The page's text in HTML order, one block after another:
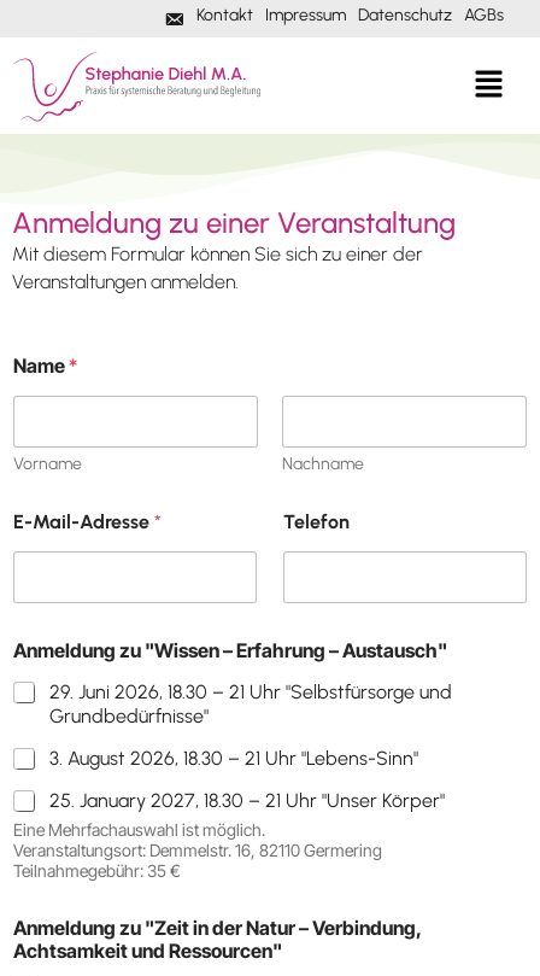
M
i
l
Kontakt Impressum Datenschutz AGBs
Anmeldung zu einer Veranstaltung
Mit diesem Formular können Sie sich zu einer der
Veranstaltungen anmelden.
Name*
Vorname Nachname
E-Mail-Adresse * Telefon
Anmeldung zu "Wissen – Erfahrung – Austausch"
29. Juni 2026, 18.30 – 21 Uhr "Selbstfürsorge und
Grundbedürfnisse"
3. August 2026, 18.30 – 21 Uhr "Lebens-Sinn"
25. January 2027, 18.30 – 21 Uhr "Unser Körper"
Eine Mehrfachauswahl ist möglich.
Veranstaltungsort: Demmelstr. 16, 82110 Germering
Teilnahmegebühr: 35 €
Anmeldung zu "Zeit in der Natur – Verbindung,
Achtsamkeit und Ressourcen"